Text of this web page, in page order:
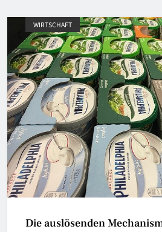
WIRTSCHAFT
Die auslösenden